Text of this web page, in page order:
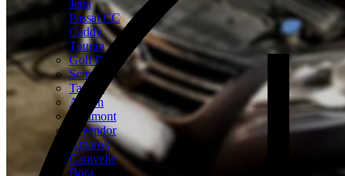
Jetta
Passat CC
Caddy
Touran
Golf Plus
Scirocco
Tayron
Arteon
Teramont
Tavendor
Amarok
Caravelle
Bora